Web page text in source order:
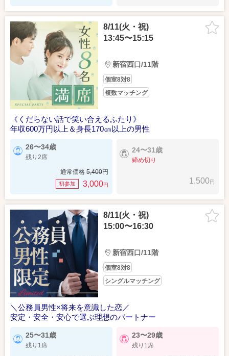
8/11(火・祝)
13:45〜15:15
新宿西口/11階
個室8対8
複数マッチング
《くだらない話で笑い合えるふたり》
年収600万円以上＆身長170㎝以上の男性
26〜34歳
残り2席
通常価格 5,400円
初参加 3,000円
24〜31歳
締め切り
1,500円
8/11(火・祝)
15:00〜16:30
新宿西口/11階
個室8対8
シングルマッチング
＼公務員男性×将来を意識した恋／
安定・安全・安心で選ぶ理想のパートナー
25〜31歳
残り1席
23〜29歳
残り1席